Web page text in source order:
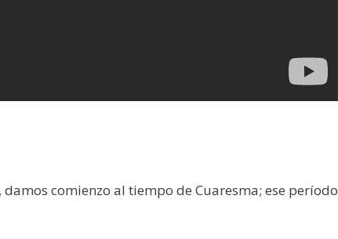
comienzo al tiempo de Cuaresma; ese período